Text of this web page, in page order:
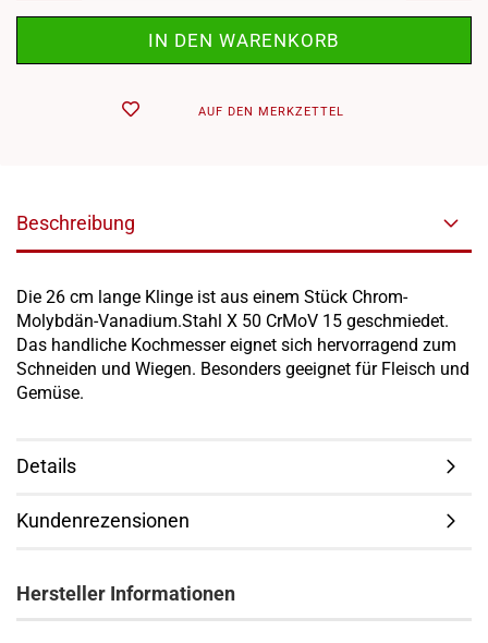
AUF DEN MERKZETTEL
Beschreibung
Die 26 cm lange Klinge ist aus einem Stück Chrom-
Molybdän-Vanadium.Stahl X 50 CrMoV 15 geschmiedet.
Das handliche Kochmesser eignet sich hervorragend zum
Schneiden und Wiegen. Besonders geeignet für Fleisch und
Gemüse.
Details
Kundenrezensionen
Hersteller Informationen